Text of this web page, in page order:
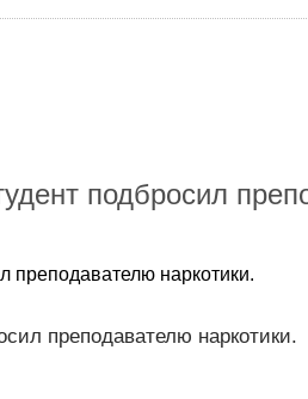
подбросил
преподавателю наркотики.
преподавателю наркотики.